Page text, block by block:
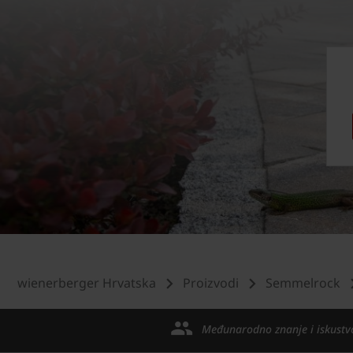
wienerberger Hrvatska Proizvodi Semmelrock
Međunarodno znanje i